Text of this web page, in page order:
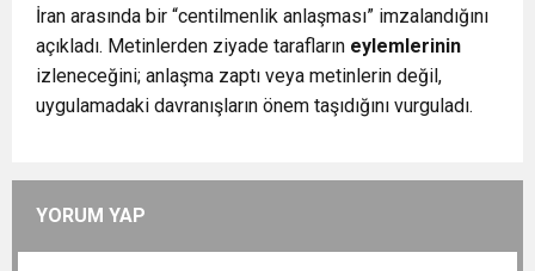
İran arasında bir “centilmenlik anlaşması” imzalandığını
açıkladı. Metinlerden ziyade tarafların eylemlerinin
izleneceğini; anlaşma zaptı veya metinlerin değil,
uygulamadaki davranışların önem taşıdığını vurguladı.
YORUM YAP